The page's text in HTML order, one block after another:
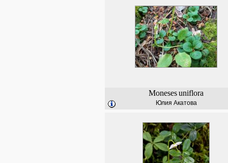
Monesesuniflora
Юлия Акатова